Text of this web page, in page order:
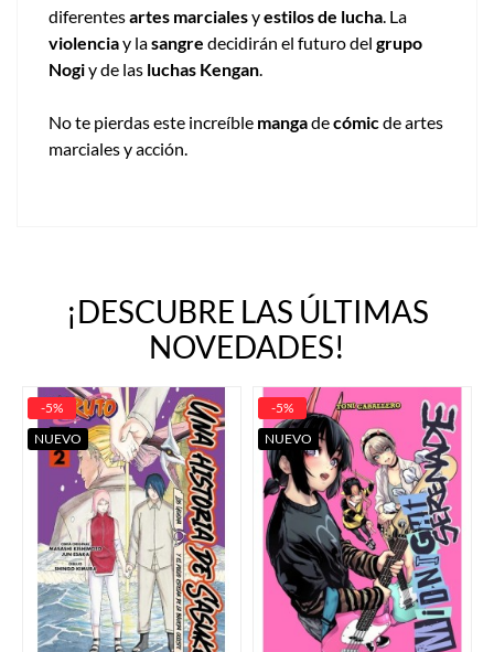
diferentesartes marcialesyestilos de lucha. La
violenciay lasangre decidirán el futuro del grupo
Nogiy de las luchas Kengan.
No te pierdas este increíble mangadecómicde artes
marciales y acción.
¡DESCUBRE LAS ÚLTIMAS
NOVEDADES!
-5%
NUEVO
-5%
NUEVO